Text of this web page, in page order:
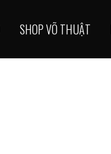
SHOP VÕ THUẬT